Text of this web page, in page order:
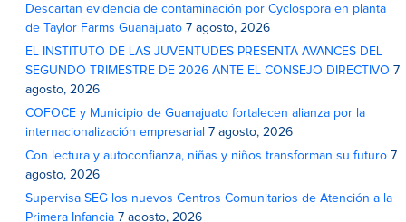
Descartan evidencia de contaminación por Cyclospora en planta
de Taylor Farms Guanajuato 7 agosto, 2026
EL INSTITUTO DE LAS JUVENTUDES PRESENTA AVANCES DEL
SEGUNDO TRIMESTRE DE 2026 ANTE EL CONSEJO DIRECTIVO 7
agosto, 2026
COFOCE y Municipio de Guanajuato fortalecen alianza por la
internacionalización empresarial 7 agosto, 2026
Con lectura y autoconfianza, niñas y niños transforman su futuro 7
agosto, 2026
Supervisa SEG los nuevos Centros Comunitarios de Atención a la
Primera Infancia 7 agosto, 2026